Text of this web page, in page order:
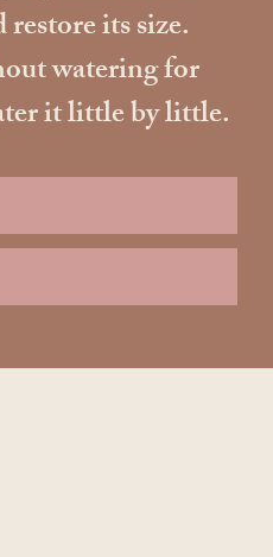
its size.
watering for
it little by little.